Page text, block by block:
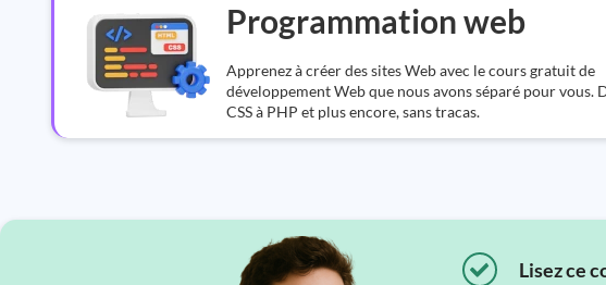
Programmation web
Apprenez à créer des sites Web avec le cours gratuit de
développement Web que nous avons séparé pour vous.
CSS à PHP et plus encore, sans tracas.
Lisez ce